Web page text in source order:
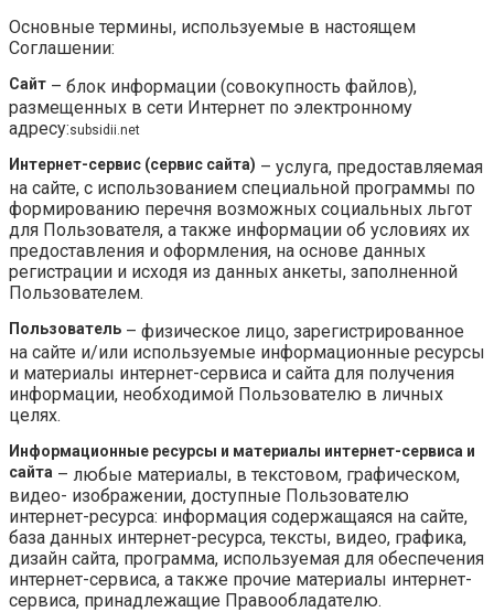
Основные термины, используемые в настоящем
Соглашении:
Сайт – блок информации (совокупность файлов),
размещенных в сети Интернет по электронному
адресу:subsidii.net
Интернет-сервис (сервис сайта) – услуга, предоставляемая
на сайте, с использованием специальной программы по
формированию перечня возможных социальных льгот
для Пользователя, а также информации об условиях их
предоставления и оформления, на основе данных
регистрации и исходя из данных анкеты, заполненной
Пользователем.
Пользователь – физическое лицо, зарегистрированное
на сайте и/или используемые информационные ресурсы
и материалы интернет-сервиса и сайта для получения
информации, необходимой Пользователю в личных
целях.
Информационные ресурсы и материалы интернет-сервиса и
сайта – любые материалы, в текстовом, графическом,
видео- изображении, доступные Пользователю
интернет-ресурса: информация содержащаяся на сайте,
база данных интернет-ресурса, тексты, видео, графика,
дизайн сайта, программа, используемая для обеспечения
интернет-сервиса, а также прочие материалы интернет-
сервиса, принадлежащие Правообладателю.